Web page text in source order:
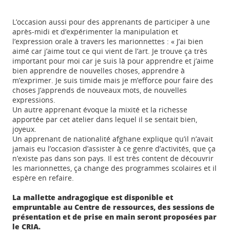
L’occasion aussi pour des apprenants de participer à une
après-midi et d’expérimenter la manipulation et
l’expression orale à travers les marionnettes :« J’ai bien
aimé car j’aime tout ce qui vient de l’art. Je trouve ça très
important pour moi car je suis là pour apprendre et j’aime
bien apprendre de nouvelles choses, apprendre à
m’exprimer. Je suis timide mais je m’efforce pour faire des
choses J’apprends de nouveaux mots, de nouvelles
expressions.
Un autre apprenant évoque la mixité et la richesse
apportée par cet atelier dans lequel il se sentait bien,
joyeux.
Un apprenant de nationalité afghane explique qu’il n’avait
jamais eu l’occasion d’assister à ce genre d’activités, que ça
n’existe pas dans son pays. Il est très content de découvrir
les marionnettes, ça change des programmes scolaires et il
espère en refaire.
La mallette andragogique est disponible et
empruntable au Centre de ressources, des sessions de
présentation et de prise en main seront proposées par
le CRIA.
Appels à projets